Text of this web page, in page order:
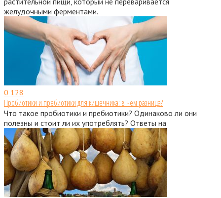
желудочными ферментами.
0 128
Пробиотики и пребиотики для кишечника: в чем разница?
Что такое пробиотики и пребиотики? Одинаково ли они
полезны и стоит ли их употреблять? Ответы на